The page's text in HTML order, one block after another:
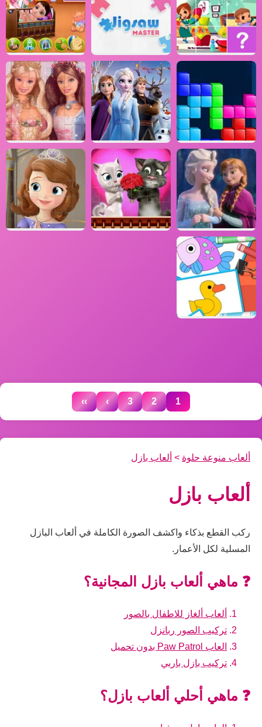
1
2
3
›
››
ألعاب منوعة حلوة > ألعاب بازل
ألعاب بازل
ركب القطع بذكاء واكشف الصورة الكاملة في ألعاب البازل
المسلية لكل الأعمار.
❓ ماهي ألعاب بازل المجانية؟
ألعاب ألغاز للاطفال بالصور
تركيب الصور ربانزل
العاب Paw Patrol بدون تحميل
تركيب بازل باربي
❓ ماهي أحلي ألعاب بازل؟